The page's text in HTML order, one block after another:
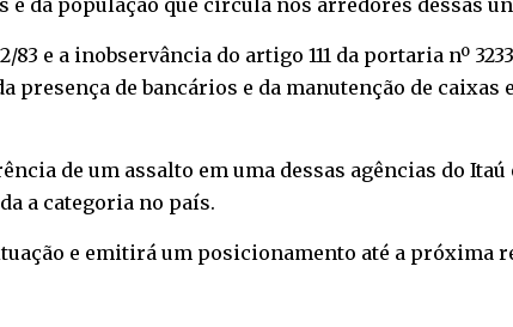
da população que circula nos arredores dessas
e a inobservância do artigo 111 da portaria nº
presença de bancários e da manutenção de caixas
de um assalto em uma dessas agências do
a categoria no país.
e emitirá um posicionamento até a próxima